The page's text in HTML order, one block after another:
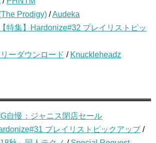
Prodigy) /Audeka
【特集】Hardonize#32 プレイリストピッ
リーダウンロード / Knuckleheadz
自慢：ジャニス閉店セール
プレイリストピックアップ/